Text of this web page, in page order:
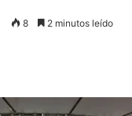
8 2 minutos leído